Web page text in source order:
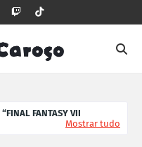
FINAL FANTASY VII
Mostrar tudo